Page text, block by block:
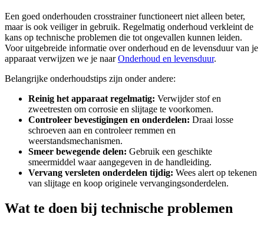
Een goed onderhouden crosstrainer functioneert niet alleen beter,
maar is ook veiliger in gebruik. Regelmatig onderhoud verkleint de
kans op technische problemen die tot ongevallen kunnen leiden.
Voor uitgebreide informatie over onderhoud en de levensduur van je
apparaat verwijzen we je naarOnderhoud en levensduur.
Belangrijke onderhoudstips zijn onder andere:
Reinig het apparaat regelmatig: Verwijder stof en
zweetresten om corrosie en slijtage te voorkomen.
Controleer bevestigingen en onderdelen: Draai losse
schroeven aan en controleer remmen en
weerstandsmechanismen.
Smeer bewegende delen: Gebruik een geschikte
smeermiddel waar aangegeven in de handleiding.
Vervang versleten onderdelen tijdig: Wees alert op tekenen
van slijtage en koop originele vervangingsonderdelen.
Wat te doen bij technische problemen